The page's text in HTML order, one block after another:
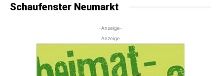
Schaufenster Neumarkt
-Anzeige-
Anzeige